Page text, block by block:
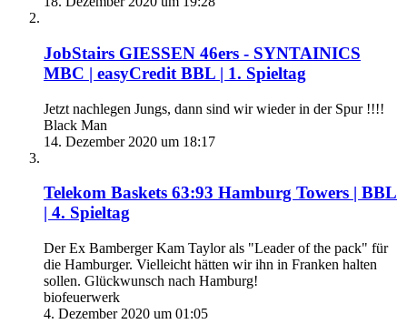
JobStairs GIESSEN 46ers - SYNTAINICS
MBC | easyCredit BBL | 1. Spieltag
Jetzt nachlegen Jungs, dann sind wir wieder in der Spur !!!!
Black Man
14. Dezember 2020 um 18:17
Telekom Baskets 63:93 Hamburg Towers | BBL
| 4. Spieltag
Der Ex Bamberger Kam Taylor als "Leader of the pack" für
die Hamburger. Vielleicht hätten wir ihn in Franken halten
sollen. Glückwunsch nach Hamburg!
biofeuerwerk
4. Dezember 2020 um 01:05